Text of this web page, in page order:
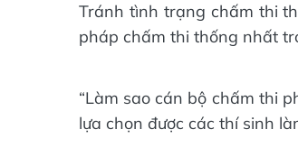
Tránh tình trạng chấm thi
pháp chấm thi thống nhất
“Làm sao cán bộ chấm thi
lựa chọn được các thí sinh